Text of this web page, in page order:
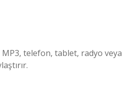
telefon, tablet, radyo veya